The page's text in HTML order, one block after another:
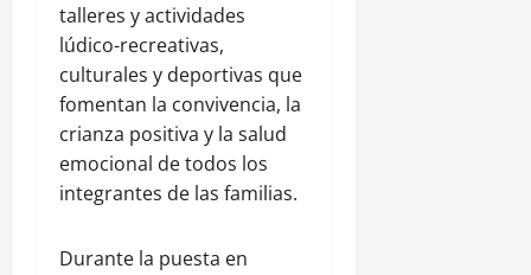
talleres y actividades
lúdico-recreativas,
culturales y deportivas que
fomentan la convivencia, la
crianza positiva y la salud
emocional de todos los
integrantes de las familias.
Durante la puesta en